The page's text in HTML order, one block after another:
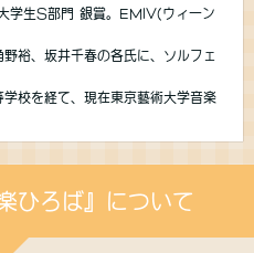
学生S部門 銀賞。EMIV(ウィーン
裕、坂井千春の各氏に、ソルフェ
校を経て、現在東京藝術大学音楽
ひろば』について